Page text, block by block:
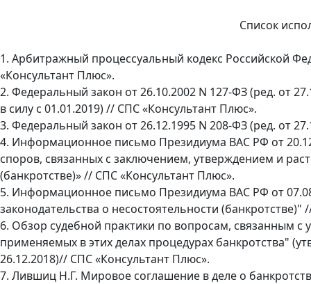
Список
1. Арбитражный процессуальный кодекс Российской
«Консультант Плюс».
2. Федеральный закон от 26.10.2002 N 127-ФЗ (ред. от
в силу с 01.01.2019) // СПС «Консультант Плюс».
3. Федеральный закон от 26.12.1995 N 208-ФЗ (ред. от
4. Информационное письмо Президиума ВАС РФ от
споров, связанных с заключением, утверждением и
(банкротстве)» // СПС «Консультант Плюс».
5. Информационное письмо Президиума ВАС РФ от
законодательства о несостоятельности
6. Обзор судебной практики по вопросам, связанным с
применяемых в этих делах процедурах банкротства"
26.12.2018)// СПС «Консультант Плюс».
7. Лившиц Н.Г. Мировое соглашение в деле о